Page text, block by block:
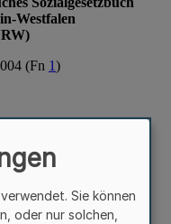
Sie können
oder nur solchen,